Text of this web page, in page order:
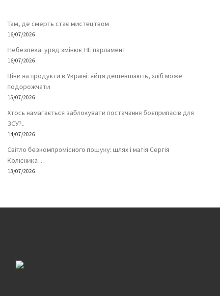
Там, де смерть стає мистецтвом
16/07/2026
Небезпека: уряд змінює НЕ парламент
16/07/2026
Ціни на продукти в Україні: яйця дешевшають, хліб може
подорожчати
15/07/2026
Хтось намагається заблокувати постачання боєприпасів для
ЗСУ?..
14/07/2026
Світло безкомпромісного пошуку: шлях і магія Сергія
Колісника…
13/07/2026